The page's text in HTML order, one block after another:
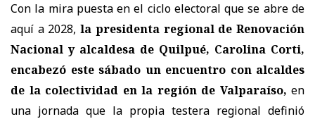
Con la mira puesta en el ciclo electoral que se abre de
aquí a 2028,la presidenta regional de Renovación
Nacional y alcaldesa de Quilpué, Carolina Corti,
encabezó este sábado un encuentro con alcaldes
de la colectividad en la región de Valparaíso, en
una jornada que la propia testera regional definió